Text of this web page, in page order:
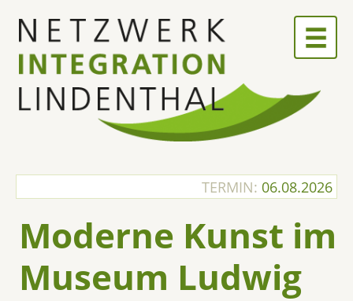
to
content
TERMIN: 06.08.2026
Moderne Kunst im
Museum Ludwig